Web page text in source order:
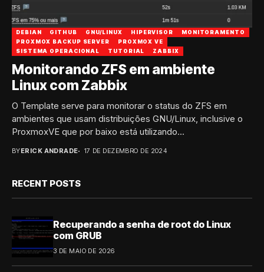
DEBIAN GITHUB GNU/LINUX HIPERVISOR
MONITORAMENTO
PROXMOX BACKUP SERVER
PROXMOX VE
SISTEMA OPERACIONAL
TUTORIAL ZABBIX
Monitorando ZFS em ambiente
Linux com Zabbix
O Template serve para monitorar o status do ZFS em
ambientes que usam distribuições GNU/Linux, inclusive o
ProxmoxVE que por baixo está utilizando...
BYERICK ANDRADE 17 DE DEZEMBRO DE 2024
RECENT POSTS
Recuperando a senha de root do Linux
com GRUB
3 DE MAIO DE 2026